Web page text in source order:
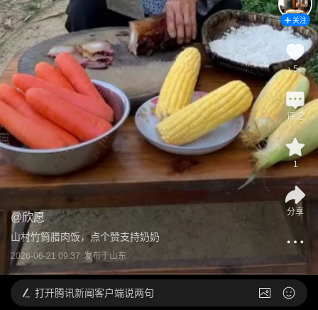
@欣愿
山村竹筒腊肉饭，点个赞支持奶奶
2026-06-21 09:37 发布于山东
关注
5
评论
1
分享
打开腾讯新闻客户端说两句